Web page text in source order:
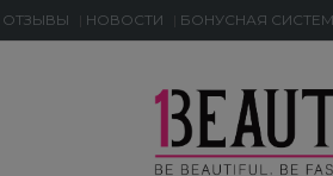
ОТЗЫВЫ НОВОСТИ БОНУСНАЯ